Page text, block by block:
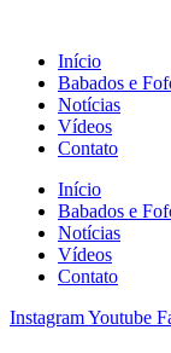
conteúdo
Início
Babados e
Notícias
Vídeos
Contato
Início
Babados e
Notícias
Vídeos
Contato
InstagramYoutube